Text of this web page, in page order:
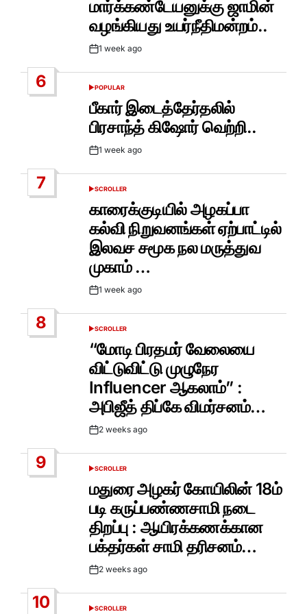
மார்க்கண்டேயனுக்கு ஜாமின்
வழங்கியது உயர்நீதிமன்றம்..
Post1 week ago
6
POSTED
IN
POPULAR
பீகார் இடைத்தேர்தலில்
பிரசாந்த் கிஷோர் வெற்றி..
Post1 week ago
7
POSTED
SCROLLER
காரைக்குடியில் அழகப்பா
கல்வி நிறுவனங்கள் ஏற்பாட்டில்
இலவச சமூக நல மருத்துவ
முகாம் …
Post1 week ago
8
POSTED
IN
SCROLLER
“மோடி பிரதமர் வேலையை
விட்டுவிட்டு முழுநேர
Influencer ஆகலாம்” :
அபிஜீத் திப்கே விமர்சனம்…
Post2 weeks ago
9
POSTED
SCROLLER
மதுரை அழகர் கோயிலின் 18ம்
படி கருப்பண்ணசாமி நடை
திறப்பு : ஆயிரக்கணக்கான
பக்தர்கள் சாமி தரிசனம்…
Post2 weeks ago
10
POSTED
SCROLLER